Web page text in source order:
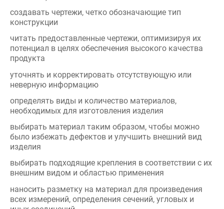
уточнять и корректировать отсутствующую или
определять виды и количество материалов,
необходимых для изготовления изделия
выбирать материал таким образом, чтобы можно
было избежать дефектов и улучшить внешний вид
изделия
выбирать подходящие крепления в соответствии с их
внешним видом и областью применения
наносить разметку на материал для произведения
всех измерений, определения сечений, угловых и
иных соединений
использовать геометрические методы для создания
сложных углов, соединений и пересечений
маркировать материал или изделия в случае
необходимости